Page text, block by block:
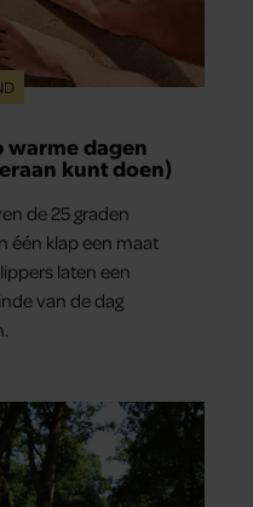
warme dagen
kunt doen)
de 25 graden
één klap een maat
laten een
van de dag